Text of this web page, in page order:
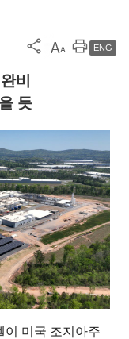
ENG
비
듯
이 미국 조지아주